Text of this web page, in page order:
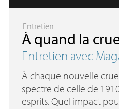
Entretien
À quand la
Entretien avec
À chaque nouvelle
spectre de celle de
esprits. Quel impact